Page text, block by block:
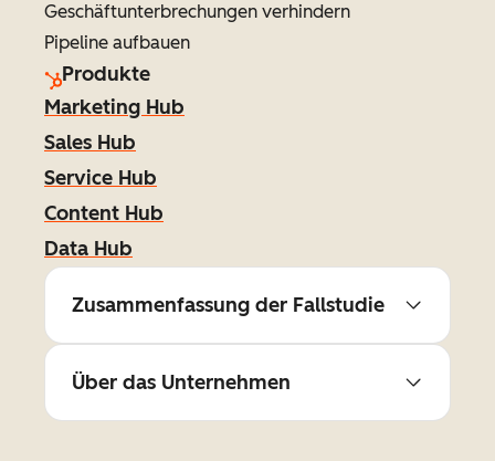
Geschäftunterbrechungen verhindern
Pipeline aufbauen
Produkte
Marketing Hub
Sales Hub
Service Hub
Content Hub
Data Hub
Zusammenfassung der Fallstudie
Über das Unternehmen